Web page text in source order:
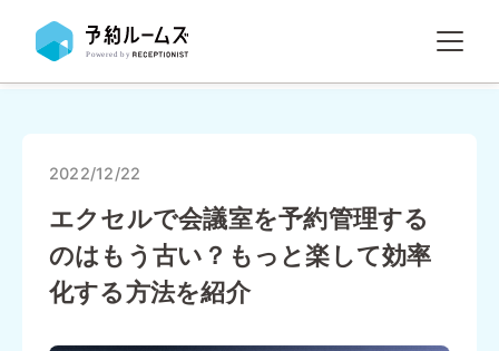
2022/12/22
エクセルで会議室を予約管理する
のはもう古い？もっと楽して効率
化する方法を紹介